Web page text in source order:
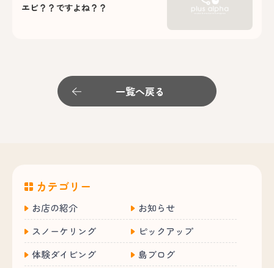
エビ？？ですよね？？
一覧へ戻る
カテゴリー
お店の紹介
お知らせ
スノーケリング
ピックアップ
体験ダイビング
島ブログ